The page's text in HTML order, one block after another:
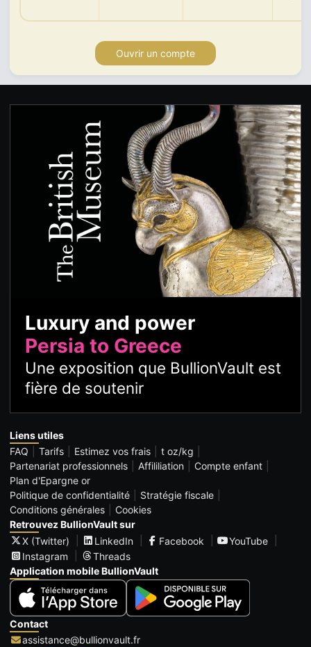
Ouvrir un compte
Luxury and power
Persia to Greece
Une exposition que BullionVault est
fière de soutenir
Liens utiles
FAQ
Tarifs Estimez vos frais
t oz/kg
Partenariat professionnels
Affililiation
Compte enfant
Plan d'Epargne or
Politique de confidentialité
Stratégie fiscale
Conditions générales
Cookies
Retrouvez BullionVault sur
X (Twitter)
LinkedIn Facebook
YouTube
Instagram
Threads
Application mobile BullionVault
Contact
assistance@bullionvault.fr